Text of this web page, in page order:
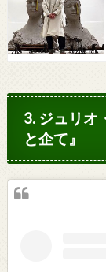
3. ジュリオ
と企て』